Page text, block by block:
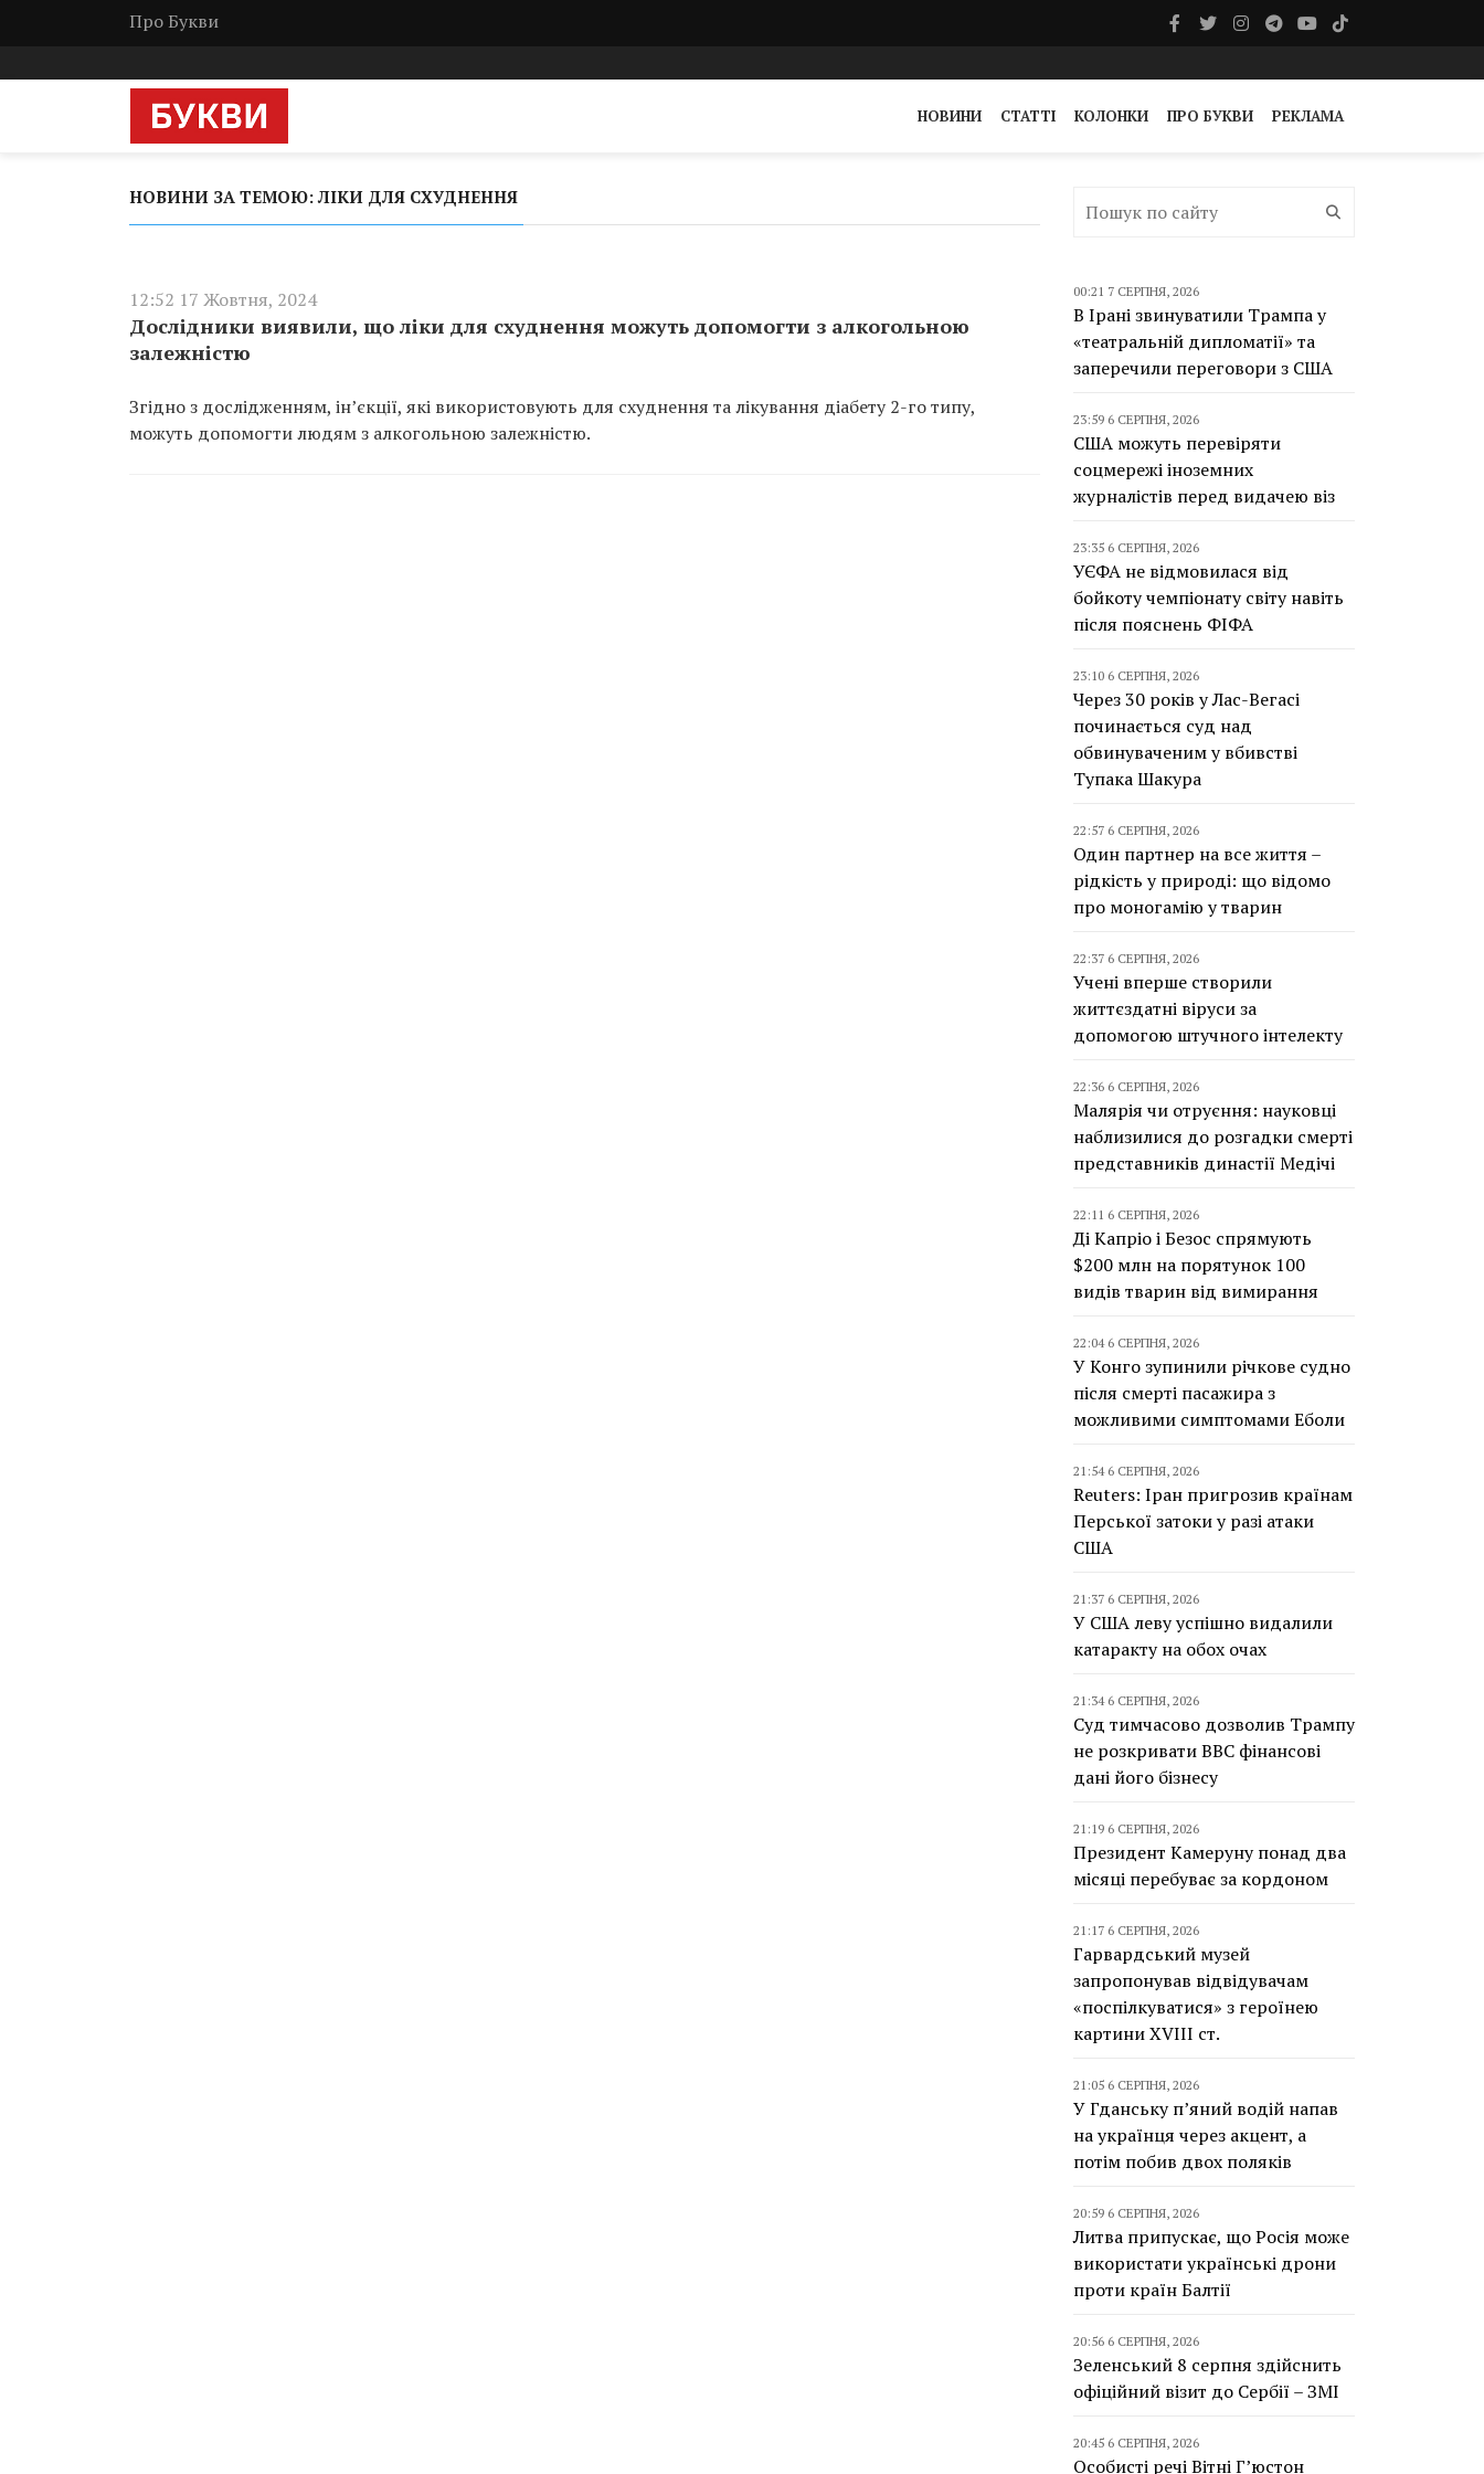
Про Букви
НОВИНИ СТАТТІ КОЛОНКИ ПРО БУКВИ РЕКЛАМА
НОВИНИ ЗА ТЕМОЮ: ЛІКИ ДЛЯ СХУДНЕННЯ
12:52 17 Жовтня, 2024
Дослідники виявили, що ліки для схуднення можуть допомогти з алкогольною
залежністю
Згідно з дослідженням, ін’єкції, які використовують для схуднення та лікування діабету 2-го типу,
можуть допомогти людям з алкогольною залежністю.
00:21 7 СЕРПНЯ, 2026
В Ірані звинуватили Трампа у
«театральній дипломатії» та
заперечили переговори з США
23:59 6 СЕРПНЯ, 2026
США можуть перевіряти
соцмережі іноземних
журналістів перед видачею віз
23:35 6 СЕРПНЯ, 2026
УЄФА не відмовилася від
бойкоту чемпіонату світу навіть
після пояснень ФІФА
23:10 6 СЕРПНЯ, 2026
Через 30 років у Лас-Вегасі
починається суд над
обвинуваченим у вбивстві
Тупака Шакура
22:57 6 СЕРПНЯ, 2026
Один партнер на все життя –
рідкість у природі: що відомо
про моногамію у тварин
22:37 6 СЕРПНЯ, 2026
Учені вперше створили
життєздатні віруси за
допомогою штучного інтелекту
22:36 6 СЕРПНЯ, 2026
Малярія чи отруєння: науковці
наблизилися до розгадки смерті
представників династії Медічі
22:11 6 СЕРПНЯ, 2026
Ді Капріо і Безос спрямують
$200 млн на порятунок 100
видів тварин від вимирання
22:04 6 СЕРПНЯ, 2026
У Конго зупинили річкове судно
після смерті пасажира з
можливими симптомами Еболи
21:54 6 СЕРПНЯ, 2026
Reuters: Іран пригрозив країнам
Перської затоки у разі атаки
США
21:37 6 СЕРПНЯ, 2026
У США леву успішно видалили
катаракту на обох очах
21:34 6 СЕРПНЯ, 2026
Суд тимчасово дозволив Трампу
не розкривати BBC фінансові
дані його бізнесу
21:19 6 СЕРПНЯ, 2026
Президент Камеруну понад два
місяці перебуває за кордоном
21:17 6 СЕРПНЯ, 2026
Гарвардський музей
запропонував відвідувачам
«поспілкуватися» з героїнею
картини XVIII ст.
21:05 6 СЕРПНЯ, 2026
У Гданську п’яний водій напав
на українця через акцент, а
потім побив двох поляків
20:59 6 СЕРПНЯ, 2026
Литва припускає, що Росія може
використати українські дрони
проти країн Балтії
20:56 6 СЕРПНЯ, 2026
Зеленський 8 серпня здійснить
офіційний візит до Сербії – ЗМІ
20:45 6 СЕРПНЯ, 2026
Особисті речі Вітні Г’юстон